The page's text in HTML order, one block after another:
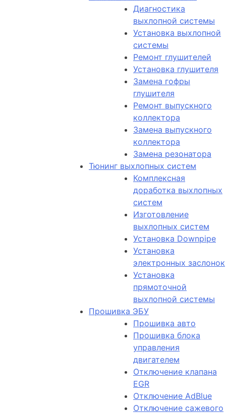
Диагностика
выхлопной системы
Установка выхлопной
системы
Ремонт глушителей
Установка глушителя
Замена гофры
глушителя
Ремонт выпускного
коллектора
Замена выпускного
коллектора
Замена резонатора
Тюнинг выхлопных систем
Комплексная
доработка выхлопных
систем
Изготовление
выхлопных систем
Установка Downpipe
Установка
электронных заслонок
Установка
прямоточной
выхлопной системы
Прошивка ЭБУ
Прошивка авто
Прошивка блока
управления
двигателем
Отключение клапана
EGR
Отключение AdBlue
Отключение сажевого